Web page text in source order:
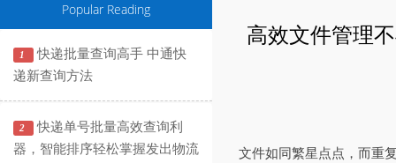
Popular Reading
1
快递批量查询高手 中通快
递新查询方法
2
快递单号批量高效查询利
器，智能排序轻松掌握发出物流
高效文件管理
文件如同繁星点点，而重